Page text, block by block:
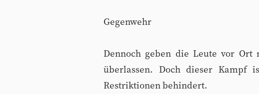
Gegenwehr
Dennoch geben die Leute vor
überlassen. Doch dieser
Restriktionen behindert.